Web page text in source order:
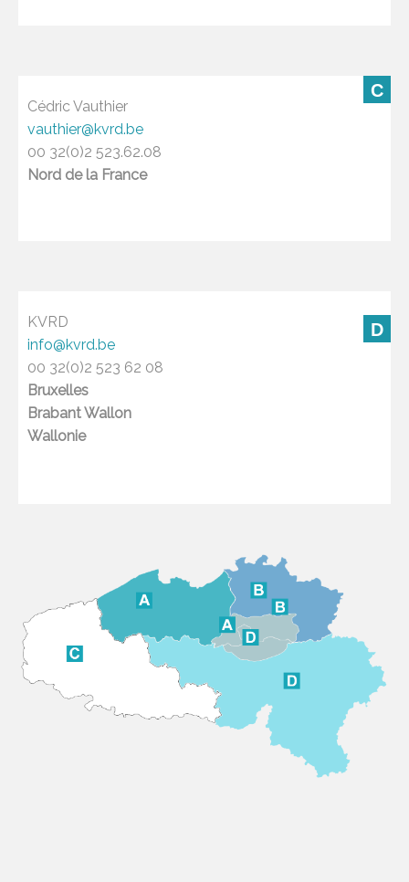
Cédric Vauthier
vauthier@kvrd.be
00 32(0)2 523.62.08
Nord de la France
C
KVRD
info@kvrd.be
00 32(0)2 523 62 08
Bruxelles
Brabant Wallon
Wallonie
D